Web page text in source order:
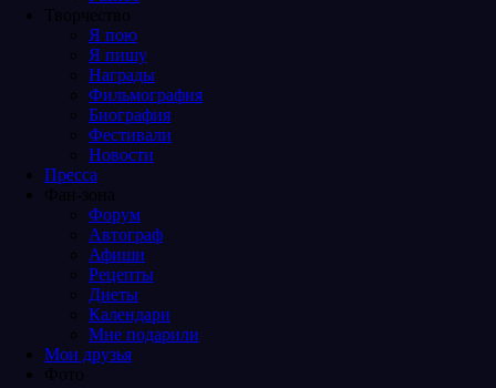
Творчество
Я пою
Я пишу
Награды
Фильмография
Биография
Фестивали
Новости
Пресса
Фан-зона
Форум
Автограф
Афиши
Рецепты
Диеты
Календари
Мне подарили
Мои друзья
Фото